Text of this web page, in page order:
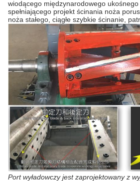
wiodącego międzynarodowego ukośnego
spełniającego projekt ścinania noża
noża stałego, ciągłe szybkie ścinanie,
Port wyładowczy jest zaprojektowany z